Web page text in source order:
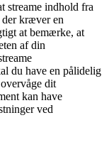
streame indhold fra
der kræver en
at bemærke, at
af din
du have en pålidelig
dit
kan have
ved